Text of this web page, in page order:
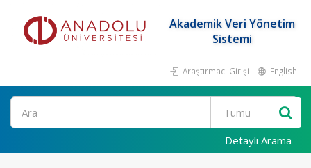
Akademik Veri Yönetim
Sistemi
Araştırmacı Girişi English
Ara
Detaylı Arama